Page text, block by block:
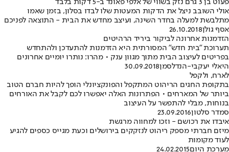
פעוט בן 3 גרם נזק בשווי של אלפי פאונד ב-5 דקות בלבד
אולי השובב ניצל את הדקות המעטות שלו לבדו בסלון, בזמן שאמו
מתלבשת למעלה בחדר השינה, ועיצב מחדש את הבית - התוצאה לפניכם
אסף גולן26.10.2018
הזדמנות אחרונה לביקור ביריד הרהיטים
תערוכת "בית חדש" המסורתית היא הזדמנות להתעדכן ולהתחדש
בפריטים לעיצוב הבית מתוך מגוון ענק • מהרו: נותרו יומיים אחרונים
היאלי יעקבי-הנדלסמן30.09.2018
לארח, ולקפל
בתקופת החגים הריהוט המתקפל והפונקציונלי הופך להיות חברם הטוב
ביותר של המארחים • הפתרונות האלה יאפשרו לכם לקבל את האורחים
בנוחות, מבלי להתפשר על העיצוב
סמדר סלטון23.09.2016
איבדו את רכושם - וזכו למחווה מרגשת
מיזם חברתי מספק ריהוט לנזקקים בירושלים וכעת מגייס כספים להגיע
לעוד מקומות
מערכת היום24.02.2015